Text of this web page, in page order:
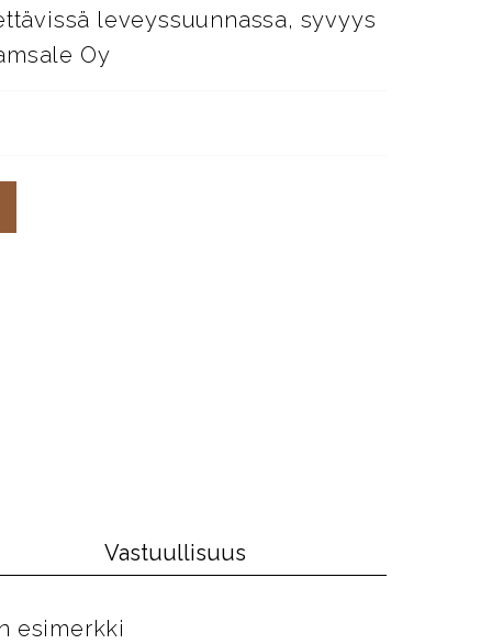
leveyssuunnassa, syvyys
Oy
Vastuullisuus
esimerkki